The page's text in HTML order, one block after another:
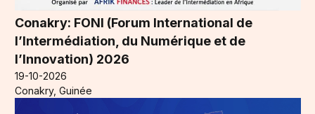
Conakry: FONI (Forum International de
l’Intermédiation, du Numérique et de
l’Innovation) 2026
19-10-2026
Conakry, Guinée